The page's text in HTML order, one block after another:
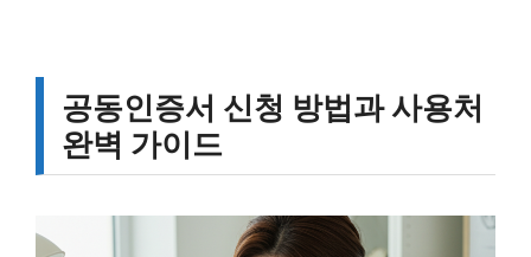
공동인증서 신청 방법과 사용처
완벽 가이드